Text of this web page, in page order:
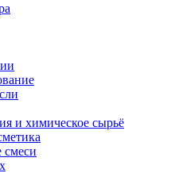
и химическое сырьё
смеси